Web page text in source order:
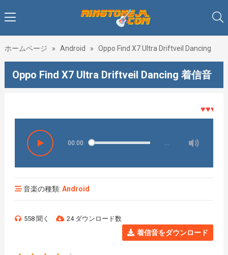
ホームページ » Android » Oppo Find X7 Ultra Driftveil Dancing
Oppo Find X7 Ultra Driftveil Dancing 着信音
♥♥♥着メ
00:00
音楽の種類: Android
558 聞く 24 ダウンロード数
着信音をダウンロード